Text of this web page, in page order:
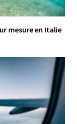
mesure en Italie